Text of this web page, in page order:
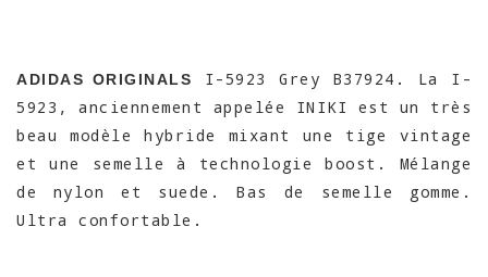
ADIDAS ORIGINALS
I-5923 Grey B37924. La I-
5923, anciennement appelée INIKI est un très
beau modèle hybride mixant une tige vintage
et une semelle à technologie boost. Mélange
de nylon et suede. Bas de semelle gomme.
Ultra confortable.